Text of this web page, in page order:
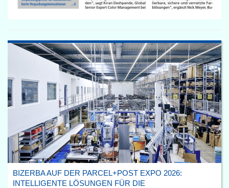
BIZERBA AUF DER PARCEL+POST EXPO 2026:
INTELLIGENTE LÖSUNGEN FÜR DIE